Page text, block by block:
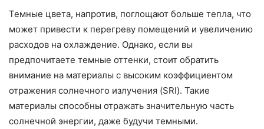
Темные цвета, напротив, поглощают больше тепла, что
может привести к перегреву помещений и увеличению
расходов на охлаждение. Однако, если вы
предпочитаете темные оттенки, стоит обратить
внимание на материалы с высоким коэффициентом
отражения солнечного излучения (SRI). Такие
материалы способны отражать значительную часть
солнечной энергии, даже будучи темными.